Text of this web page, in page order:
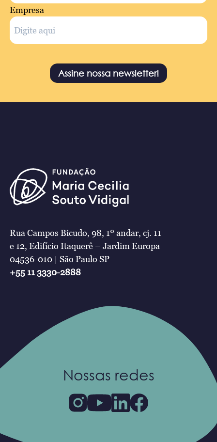
Empresa
Assine nossa newsletter!
Rua Campos Bicudo, 98, 1º andar, cj. 11
e 12, Edifício Itaquerê – Jardim Europa
04536-010 | São Paulo SP
+55 11 3330-2888
Nossas redes